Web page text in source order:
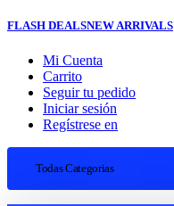
FLASH DEALSNEW ARRIVALS
Mi Cuenta
Carrito
Seguir tu pedido
Iniciar sesión
Regístrese en
Todas Categorias